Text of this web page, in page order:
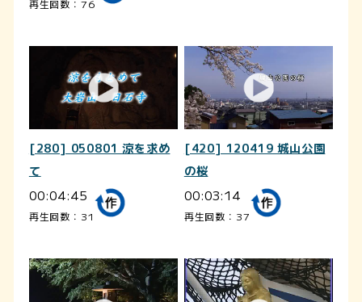
再生回数：76
[280] 050801 涼を求め
て
00:04:45
再生回数：31
[420] 120419 城山公園
の桜
00:03:14
再生回数：37